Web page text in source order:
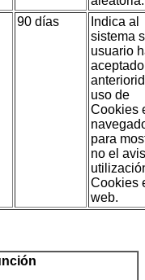
90 días
Indica al
sistema
usuario
uso de
Cookies
para
no el
Cookies
web.